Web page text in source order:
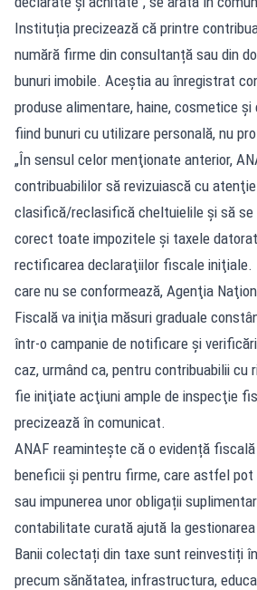
Instituția precizează că printre
numără firme din consultanță sau din
bunuri imobile. Aceștia au înregistrat
produse alimentare, haine, cosmetice
fiind bunuri cu utilizare personală, nu
„În sensul celor menţionate anterior,
contribuabililor să revizuiască cu
clasifică/reclasifică cheltuielile şi să se
corect toate impozitele şi taxele
rectificarea declaraţiilor fiscale iniţiale.
care nu se conformează, Agenţia
Fiscală va iniţia măsuri graduale
într-o campanie de notificare şi
caz, urmând ca, pentru contribuabilii cu
fie iniţiate acţiuni ample de inspecţie
precizează în comunicat.
ANAF reamintește că o evidență
beneficii și pentru firme, care astfel pot
sau impunerea unor obligații
contabilitate curată ajută la
Banii colectați din taxe sunt reinvestiți
precum sănătatea, infrastructura,